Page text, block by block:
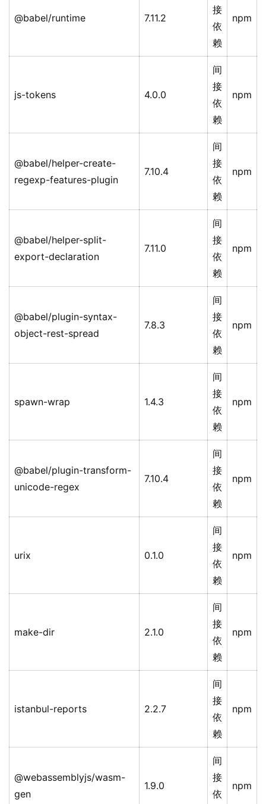
@babel/runtime 7.11.2
接
依
赖
npm
js-tokens 4.0.0
间
接
依
赖
npm
@babel/helper-create-
regexp-features-plugin
7.10.4
间
接
依
赖
npm
@babel/helper-split-
export-declaration
7.11.0
间
接
依
赖
npm
@babel/plugin-syntax-
object-rest-spread
7.8.3
间
接
依
赖
npm
spawn-wrap 1.4.3
间
接
依
赖
npm
@babel/plugin-transform-
unicode-regex
7.10.4
间
接
依
赖
npm
urix 0.1.0
间
接
依
赖
npm
make-dir 2.1.0
间
接
依
赖
npm
istanbul-reports 2.2.7
间
接
依
赖
npm
@webassemblyjs/wasm-
gen
1.9.0
间
接
依
npm